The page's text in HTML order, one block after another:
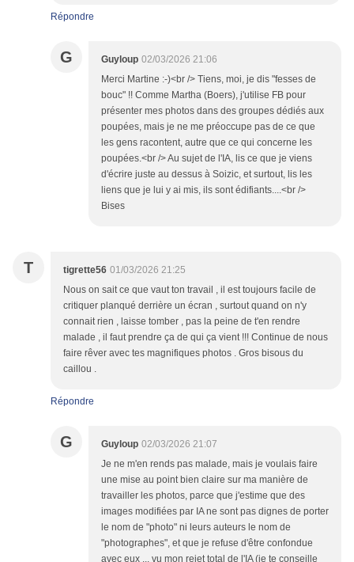
Répondre
G Guyloup 02/03/2026 21:06
Merci Martine :-)<br /> Tiens, moi, je dis "fesses de
bouc" !! Comme Martha (Boers), j'utilise FB pour
présenter mes photos dans des groupes dédiés aux
poupées, mais je ne me préoccupe pas de ce que
les gens racontent, autre que ce qui concerne les
poupées.<br /> Au sujet de l'IA, lis ce que je viens
d'écrire juste au dessus à Soizic, et surtout, lis les
liens que je lui y ai mis, ils sont édifiants....<br />
Bises
T tigrette56 01/03/2026 21:25
Nous on sait ce que vaut ton travail , il est toujours facile de
critiquer planqué derrière un écran , surtout quand on n'y
connait rien , laisse tomber , pas la peine de t'en rendre
malade , il faut prendre ça de qui ça vient !!! Continue de nous
faire rêver avec tes magnifiques photos . Gros bisous du
caillou .
Répondre
G Guyloup 02/03/2026 21:07
Je ne m'en rends pas malade, mais je voulais faire
une mise au point bien claire sur ma manière de
travailler les photos, parce que j'estime que des
images modifiées par IA ne sont pas dignes de porter
le nom de "photo" ni leurs auteurs le nom de
"photographes", et que je refuse d'être confondue
avec eux ... vu mon rejet total de l'IA (je te conseille